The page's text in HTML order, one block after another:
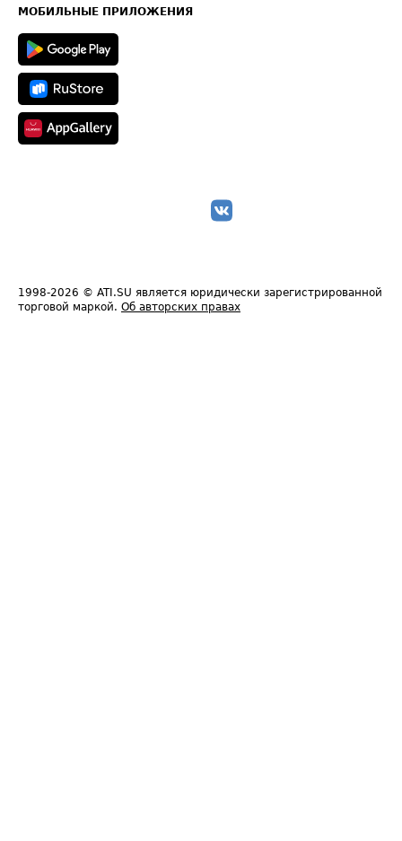
Техническая информация
МОБИЛЬНЫЕ ПРИЛОЖЕНИЯ
1998-2026 © ATI.SU является юридически зарегистрированной
торговой маркой. Об авторских правах